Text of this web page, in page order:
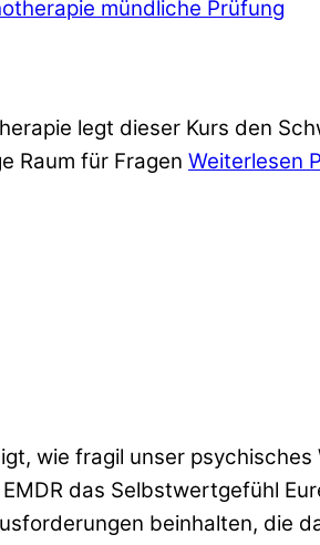
legt dieser Kurs den
Raum für Fragen Weiterlesen
wie fragil unser
das Selbstwertgefühl
beinhalten, die